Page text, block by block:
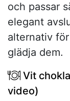
och passar
elegant
alternativ
glädja dem.
Vit
video)